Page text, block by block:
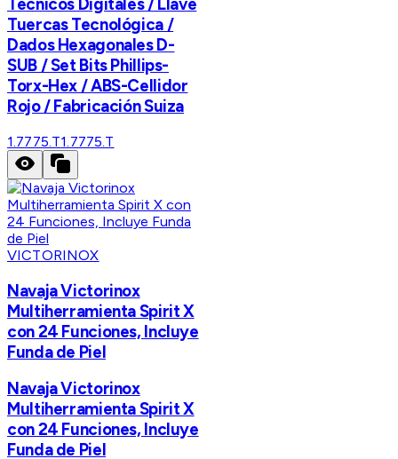
Técnicos Digitales / Llave
Tuercas Tecnológica /
Dados Hexagonales D-
SUB / Set Bits Phillips-
Torx-Hex / ABS-Cellidor
Rojo / Fabricación Suiza
1.7775.T1.7775.T
VICTORINOX
Navaja Victorinox
Multiherramienta Spirit X
con 24 Funciones, Incluye
Funda de Piel
Navaja Victorinox
Multiherramienta Spirit X
con 24 Funciones, Incluye
Funda de Piel